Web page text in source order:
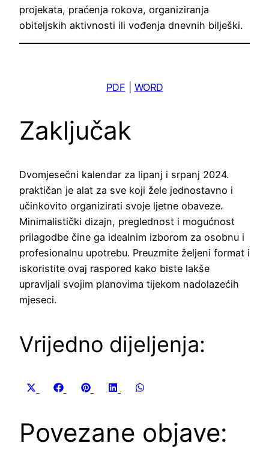
projekata, praćenja rokova, organiziranja
obiteljskih aktivnosti ili vođenja dnevnih bilješki.
PDF WORD
Zaključak
Dvomjesečni kalendar za lipanj i srpanj 2024.
praktičan je alat za sve koji žele jednostavno i
učinkovito organizirati svoje ljetne obaveze.
Minimalistički dizajn, preglednost i mogućnost
prilagodbe čine ga idealnim izborom za osobnu i
profesionalnu upotrebu. Preuzmite željeni format i
iskoristite ovaj raspored kako biste lakše
upravljali svojim planovima tijekom nadolazećih
mjeseci.
Vrijedno dijeljenja:
Share
Share
Facebook
Share
PinterestShare
LinkedIn
Povezane objave: